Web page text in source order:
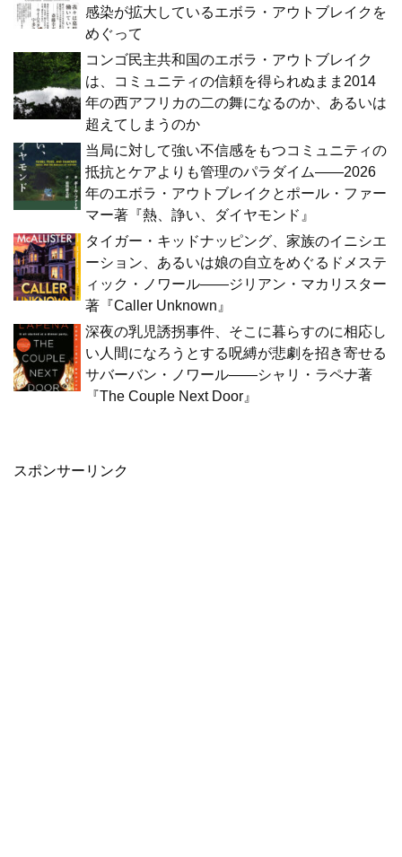
感染が拡大しているエボラ・アウトブレイクを
めぐって
コンゴ民主共和国のエボラ・アウトブレイク
は、コミュニティの信頼を得られぬまま2014
年の西アフリカの二の舞になるのか、あるいは
超えてしまうのか
当局に対して強い不信感をもつコミュニティの
抵抗とケアよりも管理のパラダイム――2026
年のエボラ・アウトブレイクとポール・ファー
マー著『熱、諍い、ダイヤモンド』
タイガー・キッドナッピング、家族のイニシエ
ーション、あるいは娘の自立をめぐるドメステ
ィック・ノワール――ジリアン・マカリスター
著『Caller Unknown』
深夜の乳児誘拐事件、そこに暮らすのに相応し
い人間になろうとする呪縛が悲劇を招き寄せる
サバーバン・ノワール――シャリ・ラペナ著
『The Couple Next Door』
スポンサーリンク